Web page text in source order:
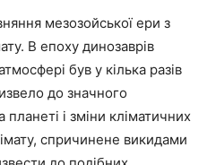
мезозойської ери з
В епоху динозаврів
був у кілька разів
до значного
і зміни кліматичних
спричинене викидами